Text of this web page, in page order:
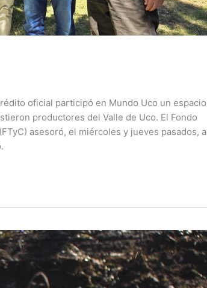
oficial participó en Mundo Uco un espacio
productores del Valle de Uco. El Fondo
asesoró, el miércoles y jueves pasados, a